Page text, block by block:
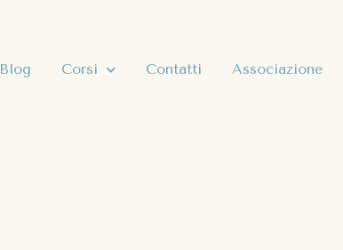
Blog Corsi Contatti Associazione